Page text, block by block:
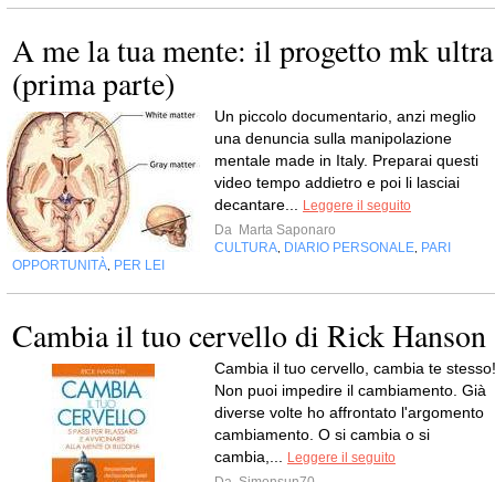
A me la tua mente: il progetto mk ultra
(prima parte)
Un piccolo documentario, anzi meglio
una denuncia sulla manipolazione
mentale made in Italy. Preparai questi
video tempo addietro e poi li lasciai
decantare...
Leggere il seguito
Da Marta Saponaro
CULTURA DIARIO PERSONALE PARI
OPPORTUNITÀ PER LEI
Cambia il tuo cervello di Rick Hanson
Cambia il tuo cervello, cambia te stesso!
Non puoi impedire il cambiamento. Già
diverse volte ho affrontato l'argomento
cambiamento. O si cambia o si
cambia,...
Leggere il seguito